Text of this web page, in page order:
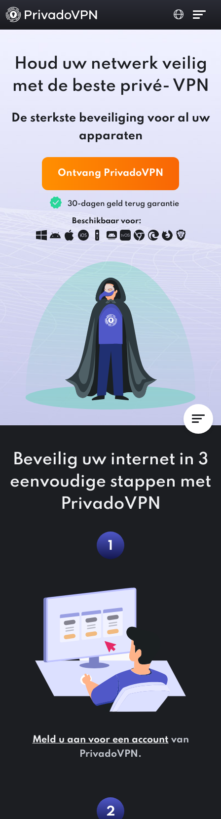
Houd uw netwerk veilig
met de beste privé- VPN
De sterkste beveiliging voor al uw
apparaten
Ontvang PrivadoVPN
30-dagen geld terug garantie
Beschikbaar voor:
Beveilig uw internet in 3
eenvoudige stappen met
PrivadoVPN
1
Meld u aan voor een account van
PrivadoVPN.
2